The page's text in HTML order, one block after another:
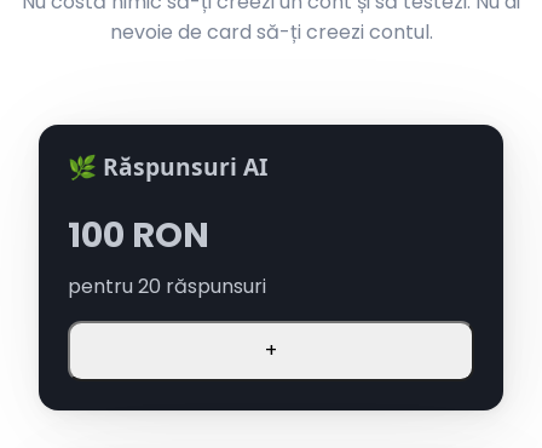
nevoie de card să-ți creezi contul.
🌿 Răspunsuri AI
100 RON
pentru20 răspunsuri
+